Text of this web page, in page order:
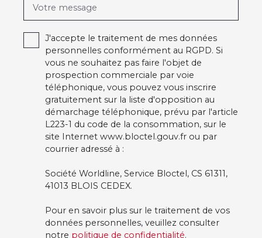
Votre message
J'accepte le traitement de mes données
personnelles conformément au RGPD. Si
vous ne souhaitez pas faire l'objet de
prospection commerciale par voie
téléphonique, vous pouvez vous inscrire
gratuitement sur la liste d'opposition au
démarchage téléphonique, prévu par l'article
L223-1 du code de la consommation, sur le
site Internet www.bloctel.gouv.fr ou par
courrier adressé à :
Société Worldline, Service Bloctel, CS 61311,
41013 BLOIS CEDEX.
Pour en savoir plus sur le traitement de vos
données personnelles, veuillez consulter
notre politique de confidentialité.